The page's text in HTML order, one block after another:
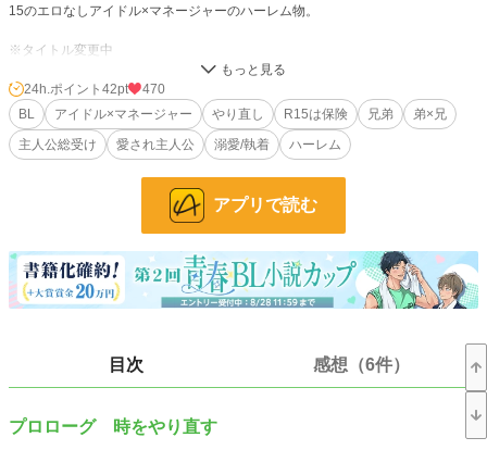
15のエロなしアイドル×マネージャーのハーレム物。
※タイトル変更中
ー ー ー ー ー
あらすじ
しかし身に覚えのないスキャンダルで落ちぶれていた直は、ある日事故でマンシ
ョンの１１階から落ちてしまう。
生はもう嫌だと芸能界をやめる事にしたのだった。
月日が経ち大学生になった直は突然弟に拉致られ、弟の所属するアイドルグルー
そしてやり直す前の世界で嫌われていた直は、弟だけでなくメンバーにも何故か
溺愛されるのだった。
に再び陥らないかという不安があった。
そんな中、直を嵌めた人間がメンバーの中にいるかもしれない事を知ってしまい
24h.ポイント 42pt
470
BL
アイドル×マネージャー やり直し R15は保険 兄弟
弟×兄
主人公総受け
愛され主人公 溺愛/執着 ハーレム
アプリで読む
目次 感想（6件）
プロローグ 時をやり直す